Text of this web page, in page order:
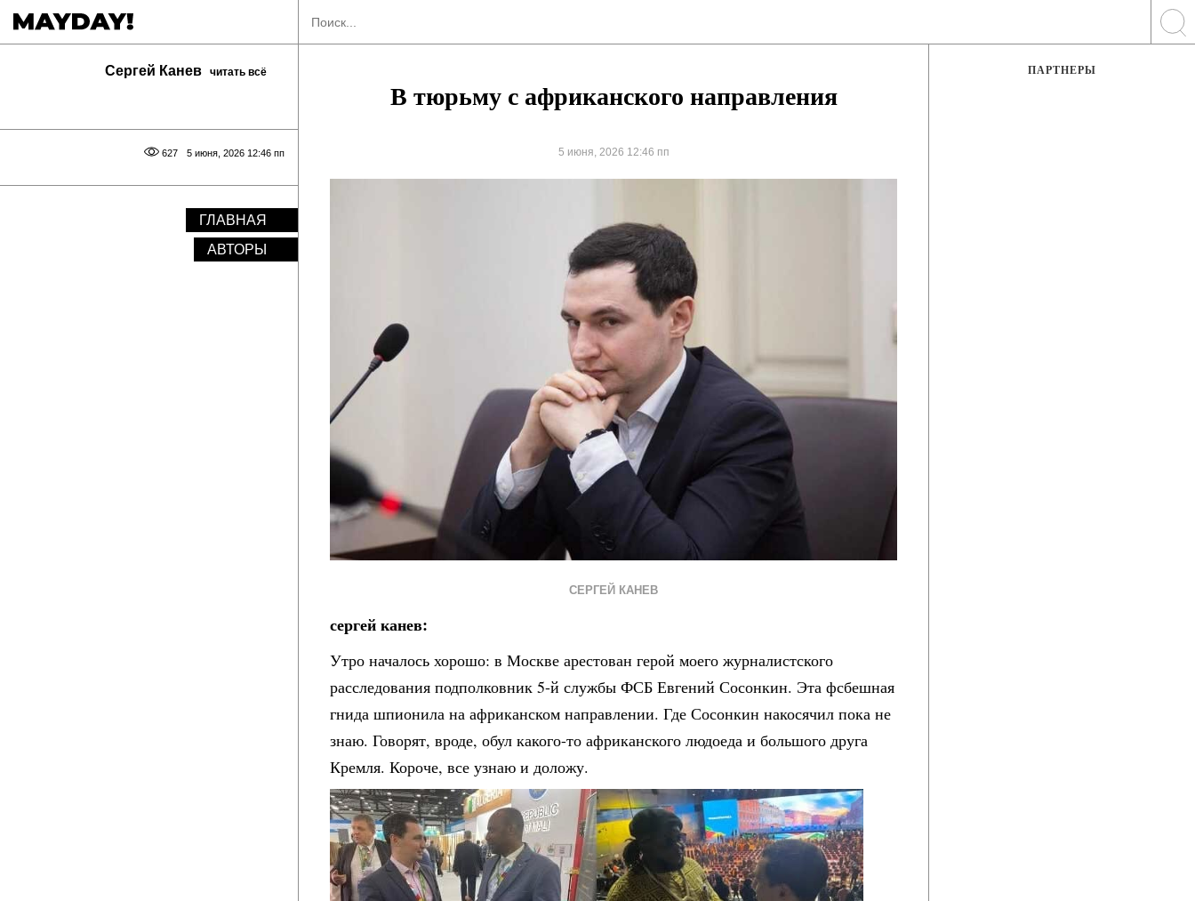
Сергей Канев читать всё
5 июня, 2026 12:46 пп
627
ГЛАВНАЯ
АВТОРЫ
В тюрьму с африканского направления
5 июня, 2026 12:46 пп
СЕРГЕЙ КАНЕВ
сергей канев:
Утро началось хорошо: в Москве арестован герой моего журналистского
расследования подполковник 5-й службы ФСБ Евгений Сосонкин. Эта фсбешная
гнида шпионила на африканском направлении. Где Сосонкин накосячил пока не
знаю. Говорят, вроде, обул какого-то африканского людоеда и большого друга
Кремля. Короче, все узнаю и доложу.
ПАРТНЕРЫ